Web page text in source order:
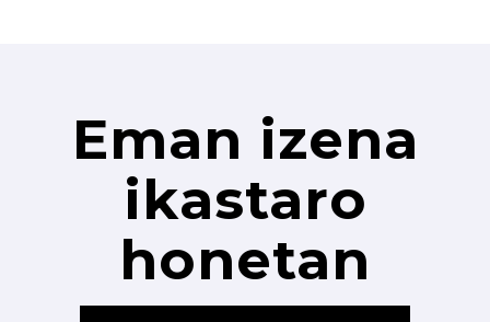
Eman izena
ikastaro
honetan